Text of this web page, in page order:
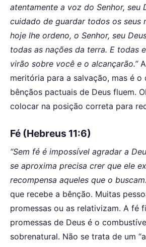
atentamente a voz do Senhor, seu
cuidado de guardar todos os seus
hoje lhe ordeno, o Senhor, seu
todas as nações da terra. E todas
virão sobre você e o alcançarão.”A
meritória para a salvação, mas é o
bênçãos pactuais de Deus fluem.
colocar na posição correta para
Fé (Hebreus 11:6)
“Sem fé é impossível agradar a
se aproxima precisa crer que ele
recompensa aqueles que o
que recebe a bênção. Muitas
promessas ou as relativizam. A fé
promessas de Deus é o
sobrenatural. Não se trata de um